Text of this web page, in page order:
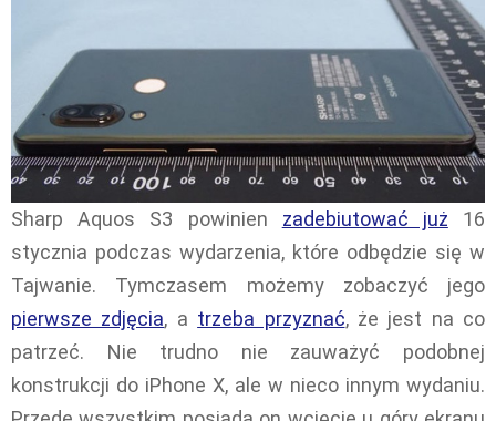
Sharp Aquos S3 powinien zadebiutować już 16
stycznia podczas wydarzenia, które odbędzie się w
Tajwanie. Tymczasem możemy zobaczyć jego
pierwsze zdjęcia, a trzeba przyznać, że jest na co
patrzeć. Nie trudno nie zauważyć podobnej
konstrukcji do iPhone X, ale w nieco innym wydaniu.